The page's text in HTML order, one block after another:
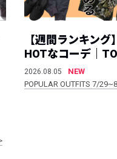
【週間ランキング
HOTなコーデ｜
2026.08.05
NEW
POPULAR OUTFITS 7/